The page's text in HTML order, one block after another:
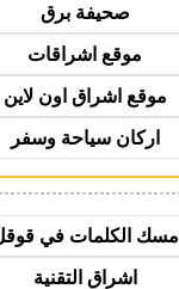
صحيفة برق
موقع اشراقات
موقع اشراق اون لاين
اركان سياحة وسفر
مسك الكلمات في قوقل
اشراق التقنية